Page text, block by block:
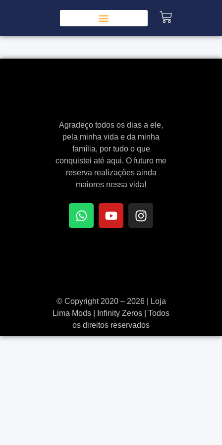
Agradeço todos os dias a ele,
pela minha vida e da minha
família, por tudo o que
conquistei até aqui. O futuro me
reserva realizações ainda
maiores nessa vida!
© Copyright 2020 – 2026 | Loja
Lima Mods | Infinity Zeros | Todos
os direitos reservados